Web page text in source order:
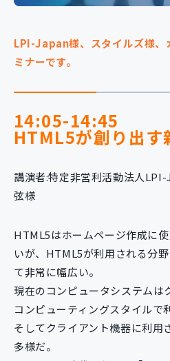
LPI-Japan様、スタイルズ様、
ミナーです。
14:05-14:45
HTML5が創り出す
講演者:特定非営利活動法人
弦様
HTML5はホームページ作成に
いが、HTML5が利用される分
て非常に幅広い。
現在のコンピュータシステムは
コンピューティングスタイルで
そしてクライアント機器に利用
多様だ。